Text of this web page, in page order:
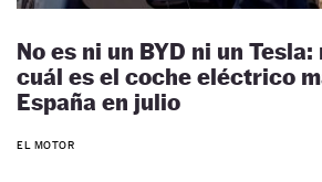
No es ni un BYD ni un
cuál es el coche eléctrico
España en julio
EL MOTOR